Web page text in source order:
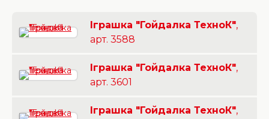
Іграшка "Гойдалка ТехноК",
арт. 3588
Іграшка "Гойдалка ТехноК",
арт. 3601
Іграшка "Гойдалка ТехноК",